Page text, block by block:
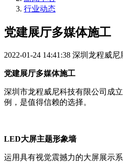
行业动态
党建展厅多媒体施工
2022-01-24 14:41:38 深圳龙程威尼
党建展厅多媒体施工
深圳市龙程威尼科技有限公司成
例，是值得信赖的选择。
LED大屏主题形象墙
运用具有视觉震撼力的大屏展示